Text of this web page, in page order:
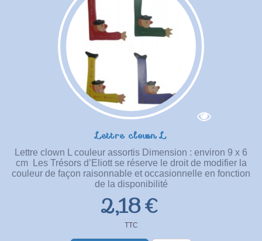
Lettre clown L
Lettre clown L couleur assortis Dimension : environ 9 x 6
cm Les Trésors d’Eliott se réserve le droit de modifier la
couleur de façon raisonnable et occasionnelle en fonction
de la disponibilité
2,18 €
TTC